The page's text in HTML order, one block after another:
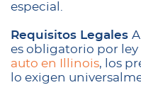
especial.
Requisitos Legales
es obligatorio por ley
auto en Illinois, los
lo exigen